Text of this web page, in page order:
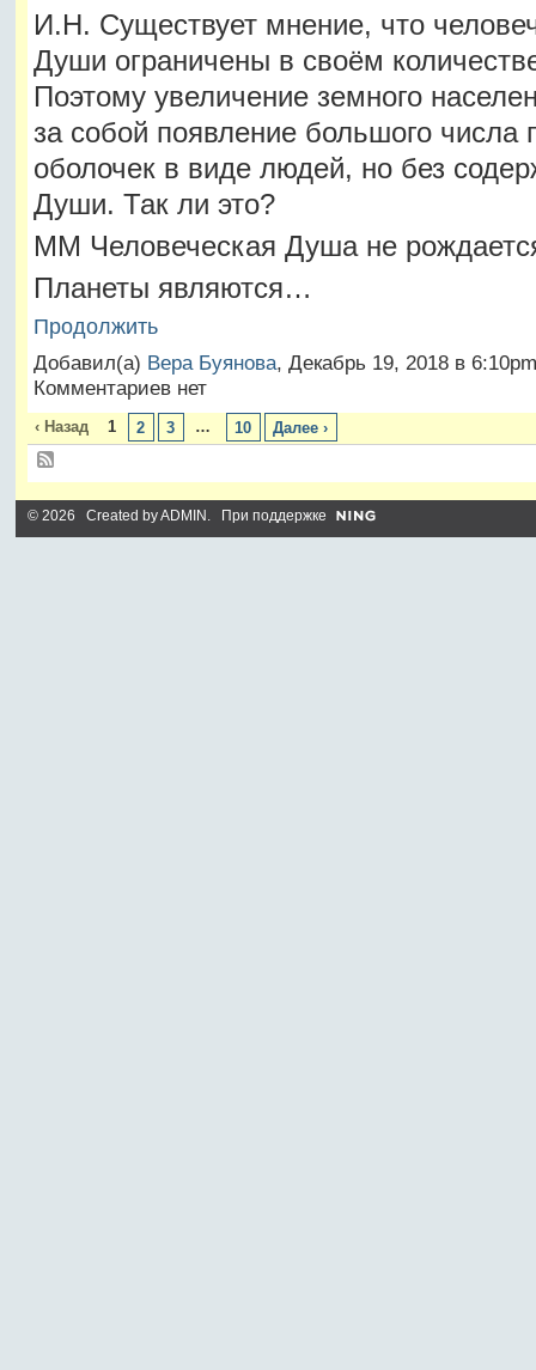
И.Н. Существует мнение, что
Души ограничены в своём
Поэтому увеличение земного
за собой появление большого числа
оболочек в виде людей, но без
Души. Так ли это?
ММ Человеческая Душа не
Планеты являются…
Продолжить
Добавил(а) Вера Буянова, Декабрь 19, 2018 в
Комментариев нет
‹ Назад 1 2 3 … 10 Далее ›
© 2026 Created byADMIN . При поддержке